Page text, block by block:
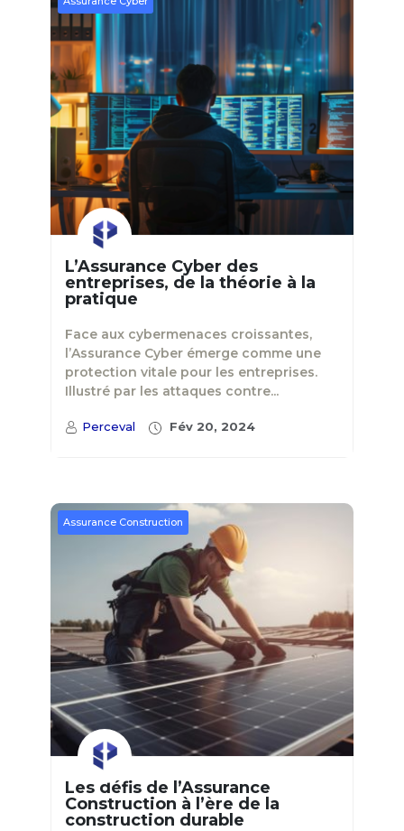
L’Assurance Cyber des
entreprises, de la théorie à la
pratique
Face aux cybermenaces croissantes,
l’Assurance Cyber émerge comme une
protection vitale pour les entreprises.
Illustré par les attaques contre...
Perceval Fév 20, 2024
Assurance Construction
Les défis de l’Assurance
Construction à l’ère de la
construction durable